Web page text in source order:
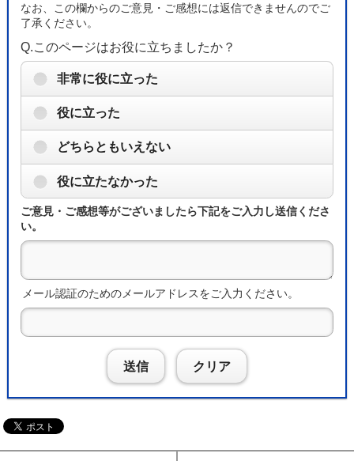
なお、この欄からのご意見・ご感想には返信できませんのでご
了承ください。
Q.このページはお役に立ちましたか？
非常に役に立った
役に立った
どちらともいえない
役に立たなかった
ご意見・ご感想等がございましたら下記をご入力し送信くださ
い。
メール認証のためのメールアドレスをご入力ください。
送信 クリア